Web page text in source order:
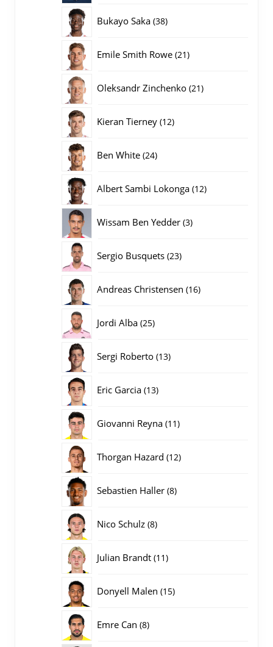
Bukayo Saka 3838
Emile Smith Rowe 2121
Oleksandr Zinchenko 2121
Kieran Tierney 1212
Ben White 2424
Albert Sambi Lokonga 1212
Wissam Ben Yedder 33
Sergio Busquets 2323
Andreas Christensen 1616
Jordi Alba 2525
Sergi Roberto 1313
Eric Garcia 1313
Giovanni Reyna 1111
Thorgan Hazard 1212
Sebastien Haller 88
Nico Schulz 88
Julian Brandt 1111
Donyell Malen 1515
Emre Can 88